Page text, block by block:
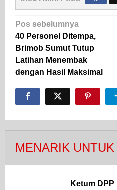
Navigasi
pos
Pos sebelumnya
40 Personel Ditempa,
Brimob Sumut Tutup
Latihan Menembak
dengan Hasil Maksimal
MENARIK
Ketum DPP